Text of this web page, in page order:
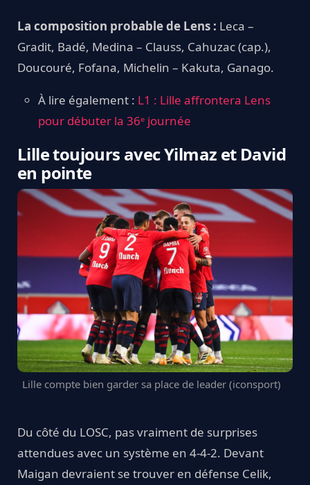
La composition probable de Lens : Leca –
Gradit, Badé, Medina – Clauss, Cahuzac (cap.),
Doucouré, Fofana, Michelin – Kakuta, Ganago.
À lire également : L1 : Lille affrontera Lens
pour débuter la 36ᵉ journée
Lille toujours avec Yilmaz et David
en pointe
Lille compte bien garder sa place de leader (iconsport)
Du côté du LOSC, pas vraiment de surprises
attendues avec un système en 4-4-2. Devant
Maigan devraient se trouver en défense Celik,